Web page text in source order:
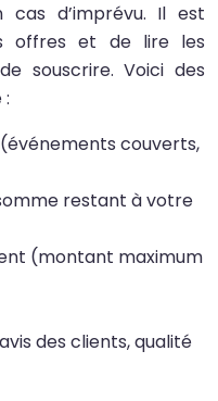
cas d’imprévu. Il est
offres et de lire les
souscrire. Voici des
couverts,
restant à votre
(montant maximum
des clients, qualité